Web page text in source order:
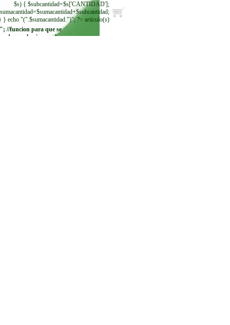
$s) { $subcantidad=$s['CANTIDAD'];
} echo "(".$sumacantidad.")"; ?> artículo(s)
"; //funcion para que se
se seleccione. echo